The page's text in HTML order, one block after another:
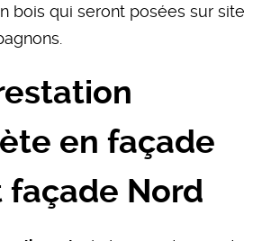
bois qui seront posées sur site
en façade
façade Nord